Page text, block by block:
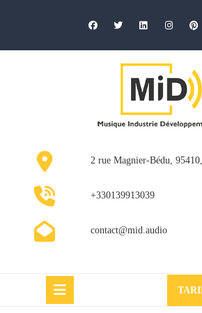
2 rue Magnier-Bédu,
+330139913039
contact@mid.audio